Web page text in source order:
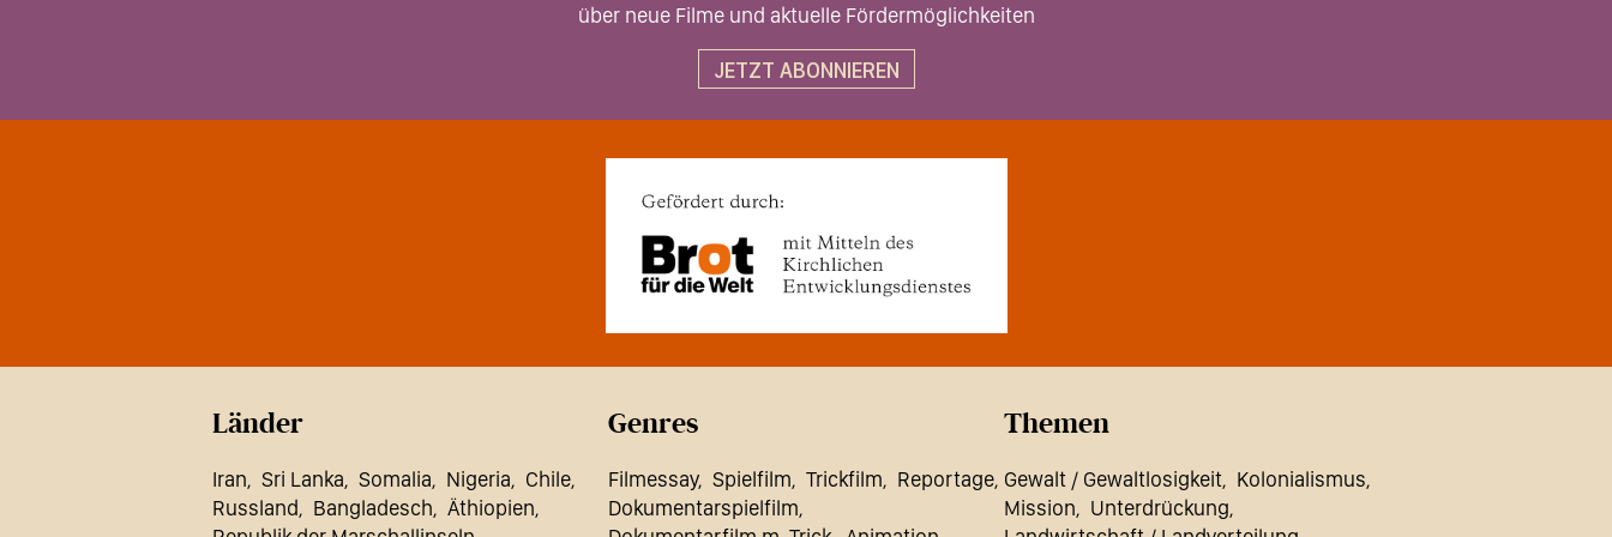
über neue Filme und aktuelle Fördermöglichkeiten
JETZT ABONNIEREN
Länder
Iran Sri Lanka Somalia Nigeria
Chile
Russland
Bangladesch
Äthiopien
Genres
Filmessay Spielfilm Trickfilm
Reportage
Dokumentarspielfilm
Themen
Gewalt / Gewaltlosigkeit
Kolonialismus
Mission
Unterdrückung